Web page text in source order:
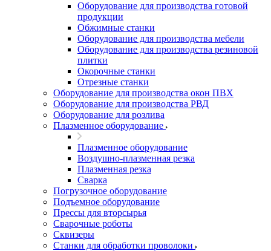
Оборудование для производства готовой
продукции
Обжимные станки
Оборудование для производства мебели
Оборудование для производства резиновой
плитки
Окорочные станки
Отрезные станки
Оборудование для производства окон ПВХ
Оборудование для производства РВД
Оборудование для розлива
Плазменное оборудование
Плазменное оборудование
Воздушно-плазменная резка
Плазменная резка
Сварка
Погрузочное оборудование
Подъемное оборудование
Прессы для вторсырья
Сварочные роботы
Сквизеры
Станки для обработки проволоки